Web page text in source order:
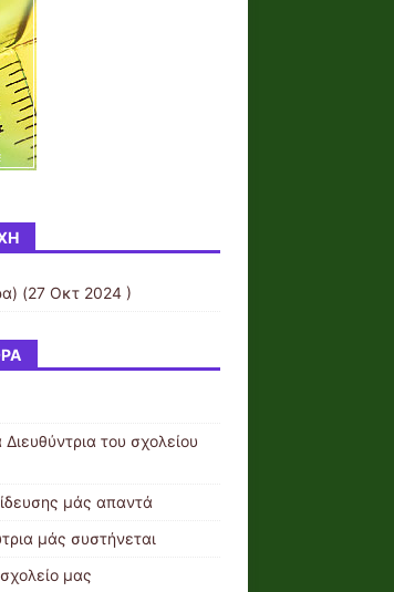
(27 Οκτ 2024 )
του σχολείου
μάς απαντά
μάς συστήνεται
μας